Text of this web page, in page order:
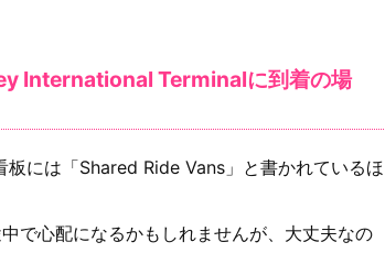
International Terminalに到着の場
には「Shared Ride Vans」と書かれているほ
で心配になるかもしれませんが、大丈夫なの